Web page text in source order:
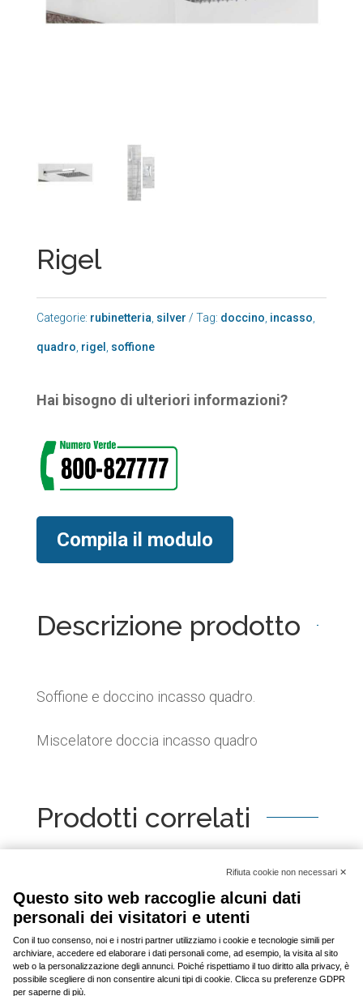
Rigel
Categorie: rubinetteria silver Tag: doccino incasso
quadro rigel soffione
Hai bisogno di ulteriori informazioni?
Compila il modulo
Descrizione prodotto
Soffione e doccino incasso quadro.
Miscelatore doccia incasso quadro
Prodotti correlati
[woo_product_slider id="2798"]